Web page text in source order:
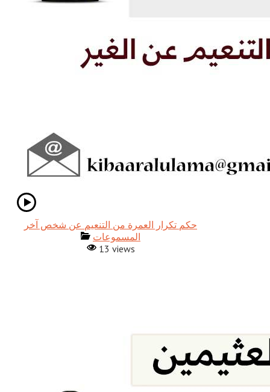
حكم تكرار العمرة من التنعيم عن شخص آخر
المسموعات
13 views